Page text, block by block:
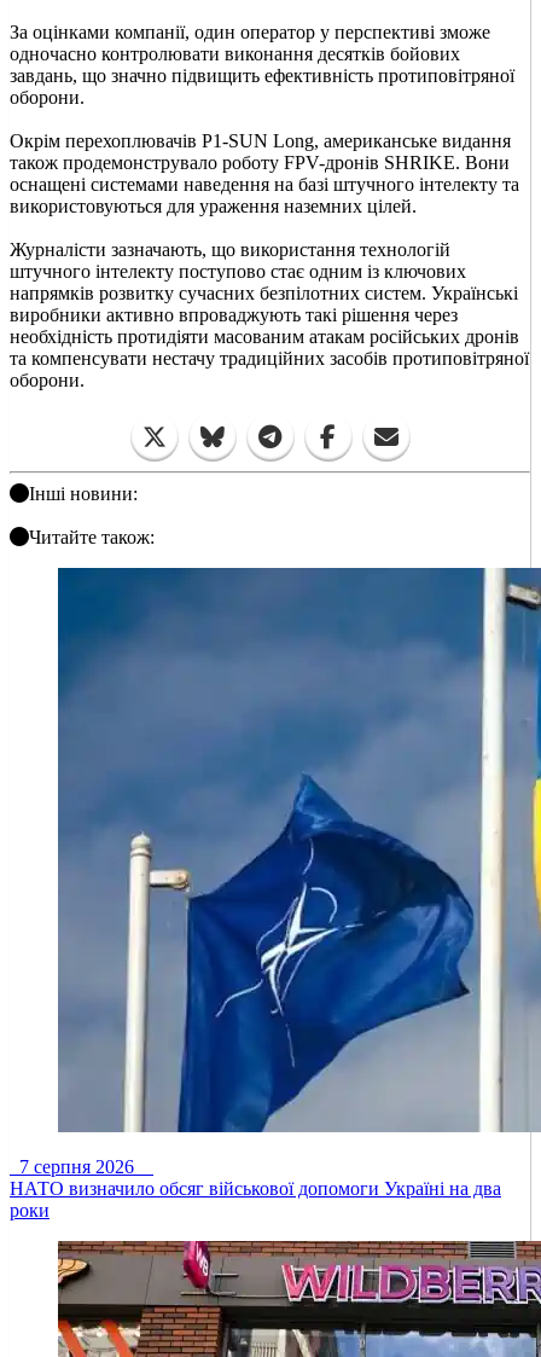
За оцінками компанії, один оператор у перспективі зможе
одночасно контролювати виконання десятків бойових
завдань, що значно підвищить ефективність протиповітряної
оборони.
Окрім перехоплювачів P1-SUN Long, американське видання
також продемонструвало роботу FPV-дронів SHRIKE. Вони
оснащені системами наведення на базі штучного інтелекту та
використовуються для ураження наземних цілей.
Журналісти зазначають, що використання технологій
штучного інтелекту поступово стає одним із ключових
напрямків розвитку сучасних безпілотних систем. Українські
виробники активно впроваджують такі рішення через
необхідність протидіяти масованим атакам російських дронів
та компенсувати нестачу традиційних засобів протиповітряної
оборони.
Інші новини:
Читайте також:
7 серпня 2026
НАТО визначило обсяг військової допомоги Україні на два
роки